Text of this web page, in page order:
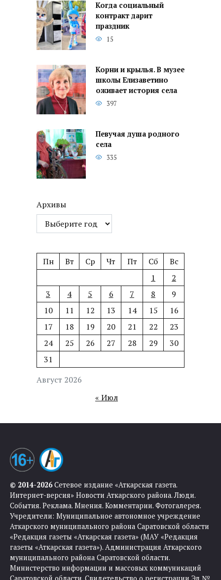
Когда социальный
контракт дарит
праздник
15
Корни и крылья. В музее
школы Елизаветино
оживает история села
397
Певучая душа родного
села
335
Архивы
Август 2026
Пн Вт Ср Чт Пт Сб
Вс
1
2
3
4 5 6 7 8
9
10
11 12 13 14 15
16
17
18 19 20 21 22
23
24
25 26 27 28 29
30
31
« Июл
© 2014-2026Сетевое издание «Аткарская газета.
Интернет-версия» Новости Аткарского района. Люди.
События. Реклама. Мнения. Комментарии. Фотогалерея.
Учредители: Муниципальное автономное учреждение
Аткарского муниципального района Саратовской области
«Редакция газеты «Аткарская газета» (МАУ «Редакция
газеты «Аткарская газета»). Администрация Аткарского
муниципального района Саратовской области.
Министерство информации и массовых коммуникаций